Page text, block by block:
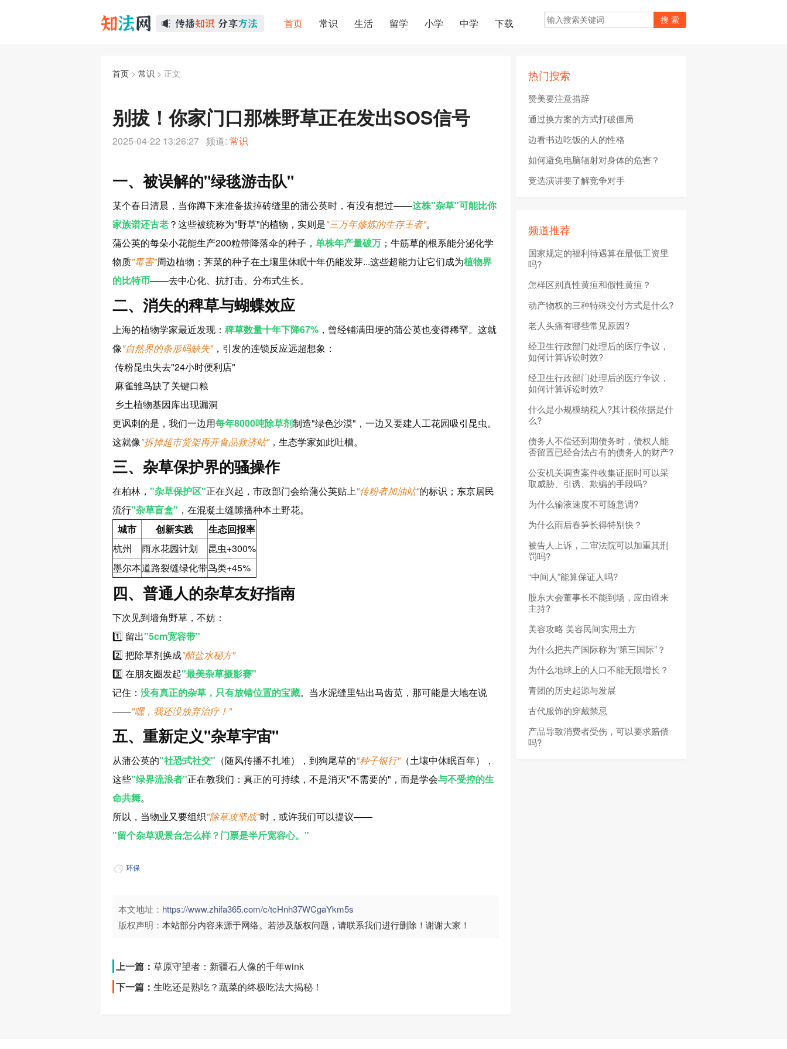
首页 常识 生活 留学 小学 中学 下载
首页 > 常识 > 正文
别拔！你家门口那株野草正在发出SOS信号
2025-04-22 13:26:27 频道: 常识
一、被误解的"绿毯游击队"
某个春日清晨，当你蹲下来准备拔掉砖缝里的蒲公英时，有没有想过——这株"杂草"可能比你
家族谱还古老？这些被统称为"野草"的植物，实则是"三万年修炼的生存王者"。
蒲公英的每朵小花能生产200粒带降落伞的种子， 单株年产量破万 ；牛筋草的根系能分泌化学
物质"毒害"周边植物；荠菜的种子在土壤里休眠十年仍能发芽...这些超能力让它们成为植物界
的比特币——去中心化、抗打击、分布式生长。
二、消失的稗草与蝴蝶效应
上海的植物学家最近发现： 稗草数量十年下降67% ，曾经铺满田埂的蒲公英也变得稀罕。这就
像"自然界的条形码缺失"，引发的连锁反应远超想象：
传粉昆虫失去"24小时便利店"
麻雀雏鸟缺了关键口粮
乡土植物基因库出现漏洞
更讽刺的是，我们一边用每年8000吨除草剂制造"绿色沙漠"，一边又要建人工花园吸引昆虫。
这就像"拆掉超市货架再开食品救济站"，生态学家如此吐槽。
三、杂草保护界的骚操作
在柏林， "杂草保护区"正在兴起，市政部门会给蒲公英贴上"传粉者加油站"的标识；东京居民
流行"杂草盲盒" ，在混凝土缝隙播种本土野花。
城市
创新实践
生态回报率
杭州
雨水花园计划
昆虫+300%
墨尔本道路裂缝绿化带鸟类+45%
四、普通人的杂草友好指南
下次见到墙角野草，不妨：
1️⃣ 留出"5cm宽容带"
2️⃣ 把除草剂换成"醋盐水秘方"
3️⃣ 在朋友圈发起"最美杂草摄影赛"
记住： 没有真正的杂草，只有放错位置的宝藏。当水泥缝里钻出马齿苋，那可能是大地在说
——"嘿，我还没放弃治疗！"
五、重新定义"杂草宇宙"
从蒲公英的"社恐式社交" （随风传播不扎堆），到狗尾草的"种子银行"（土壤中休眠百年），
这些"绿界流浪者"正在教我们：真正的可持续，不是消灭"不需要的"，而是学会与不受控的生
命共舞。
所以，当物业又要组织"除草攻坚战"时，或许我们可以提议——
"留个杂草观景台怎么样？门票是半斤宽容心。"
环保
本文地址： https://www.zhifa365.com/c/tcHnh37WCgaYkm5s
版权声明： 本站部分内容来源于网络。若涉及版权问题，请联系我们进行删除！谢谢大家！
上一篇： 草原守望者：新疆石人像的千年wink
下一篇： 生吃还是熟吃？蔬菜的终极吃法大揭秘！
热门搜索
赞美要注意措辞
通过换方案的方式打破僵局
边看书边吃饭的人的性格
如何避免电脑辐射对身体的危害？
竞选演讲要了解竞争对手
频道推荐
国家规定的福利待遇算在最低工资里
吗?
怎样区别真性黄疸和假性黄疸？
动产物权的三种特殊交付方式是什么?
老人头痛有哪些常见原因?
经卫生行政部门处理后的医疗争议，
如何计算诉讼时效?
经卫生行政部门处理后的医疗争议，
如何计算诉讼时效?
什么是小规模纳税人?其计税依据是什
么?
债务人不偿还到期债务时，债权人能
否留置已经合法占有的债务人的财产?
公安机关调查案件收集证据时可以采
取威胁、引诱、欺骗的手段吗?
为什么输液速度不可随意调?
为什么雨后春笋长得特别快？
被告人上诉，二审法院可以加重其刑
罚吗?
“中间人”能算保证人吗?
股东大会董事长不能到场，应由谁来
主持?
美容攻略 美容民间实用土方
为什么把共产国际称为“第三国际”？
为什么地球上的人口不能无限增长？
青团的历史起源与发展
古代服饰的穿戴禁忌
产品导致消费者受伤，可以要求赔偿
吗?